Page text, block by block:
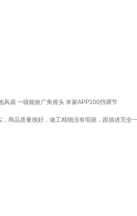
风扇 一级能效广角摇头 米家APP100挡调节
商品质量很好，做工精细没有瑕疵，跟描述完